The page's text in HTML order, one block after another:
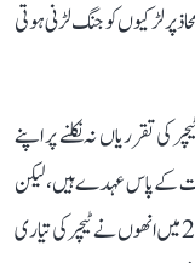
پر لڑکیوں کو جنگ لڑنی ہوتی
تقرریاں نہ نکلنے پر اپنے
کے پاس عہدے ہیں، لیکن
وہ بھرتی ہی نہیں نکال رہی ہے۔‘‘ وہ کہتے ہیں کہ 2018 میں انھوں نے ٹیچر کی تیاری